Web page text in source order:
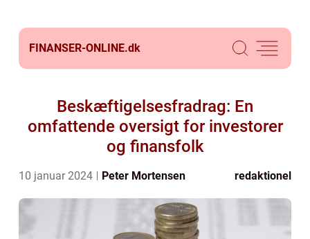
FINANSER-ONLINE.dk
Beskæftigelsesfradrag: En
omfattende oversigt for investorer
og finansfolk
10 januar 2024 Peter Mortensen redaktionel